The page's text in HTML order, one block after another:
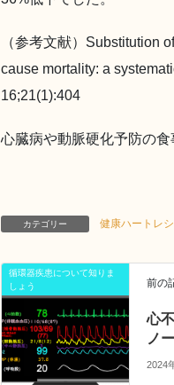
（参考文献）Substitution
cause mortality: a
16;21(1):404
心臓病や動脈硬化予防の
カテゴリー 健康ハートレ
循環器疾患について知りま
しょう
前の
心
ノ
2024